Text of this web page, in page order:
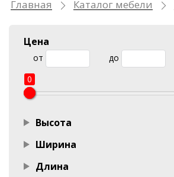
Главная Каталог мебели
Цена
от
до
0
Высота
Ширина
Длина